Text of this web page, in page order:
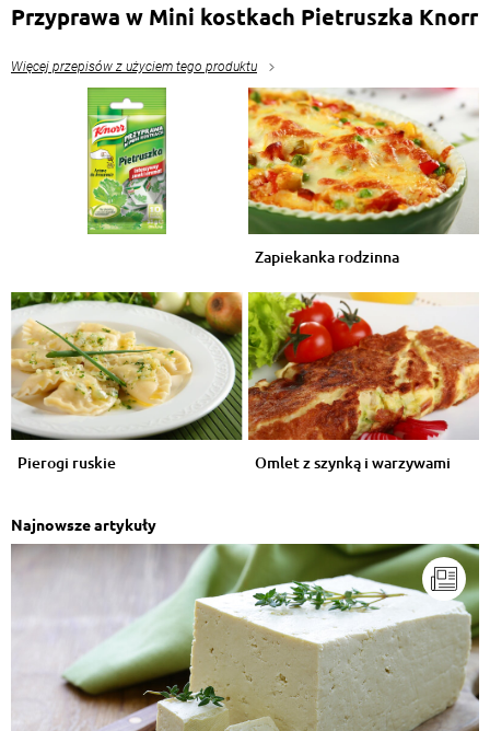
Przyprawa w Mini kostkach Pietruszka Knorr
Więcej przepisów z użyciem tego produktu
Zapiekanka rodzinna
Pierogi ruskie Omlet z szynką i warzywami
Najnowsze artykuły